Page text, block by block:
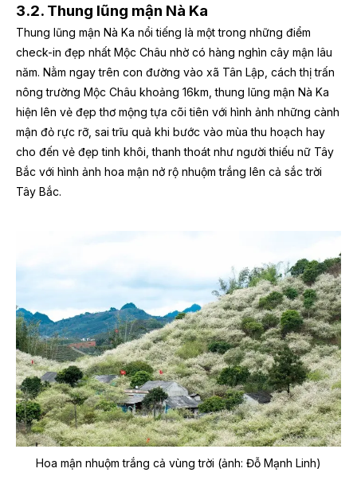
3.2. Thung lũng mận Nà Ka
Thung lũng mận Nà Ka nổi tiếng là một trong những điểm
check-in đẹp nhất Mộc Châu nhờ có hàng nghìn cây mận lâu
năm. Nằm ngay trên con đường vào xã Tân Lập, cách thị trấn
nông trường Mộc Châu khoảng 16km, thung lũng mận Nà Ka
hiện lên vẻ đẹp thơ mộng tựa cõi tiên với hình ảnh những cành
mận đỏ rực rỡ, sai trĩu quả khi bước vào mùa thu hoạch hay
cho đến vẻ đẹp tinh khôi, thanh thoát như người thiếu nữ Tây
Bắc với hình ảnh hoa mận nở rộ nhuộm trắng lên cả sắc trời
Tây Bắc.
Hoa mận nhuộm trắng cả vùng trời (ảnh: Đỗ Mạnh Linh)